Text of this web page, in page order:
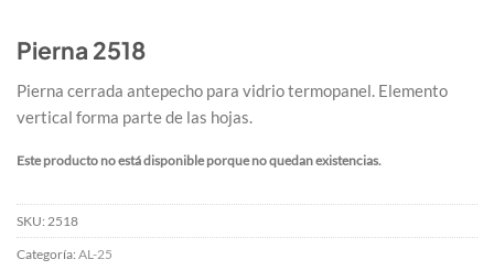
Pierna 2518
Pierna cerrada antepecho para vidrio termopanel. Elemento
vertical forma parte de las hojas.
Este producto no está disponible porque no quedan existencias.
SKU: 2518
Categoría: AL-25